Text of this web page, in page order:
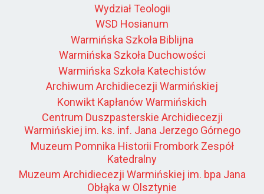
Wydział Teologii
WSD Hosianum
Warmińska Szkoła Biblijna
Warmińska Szkoła Duchowości
Warmińska Szkoła Katechistów
Archiwum Archidiecezji Warmińskiej
Konwikt Kapłanów Warmińskich
Centrum Duszpasterskie Archidiecezji
Warmińskiej im. ks. inf. Jana Jerzego Górnego
Muzeum Pomnika Historii Frombork Zespół
Katedralny
Muzeum Archidiecezji Warmińskiej im. bpa Jana
Obłąka w Olsztynie